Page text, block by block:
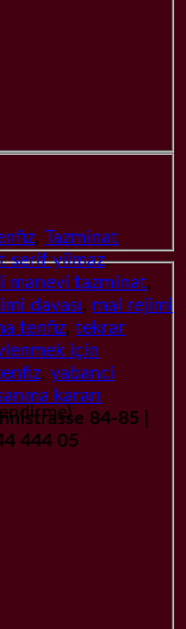
, Tazminat
serif yilmaz,
manevi tazminat,
davası, mal rejimi
tenfiz, tekrar
için
, yabanci
kararı
84-85 |
444 05